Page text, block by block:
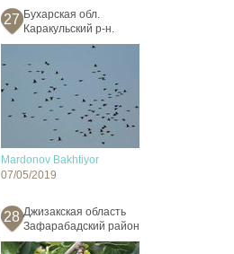
27 Бухарская обл.
Каракульский р-н.
Mardonov Bakhtiyor
07/05/2019
28 Джизакская область
Зафарабадский район